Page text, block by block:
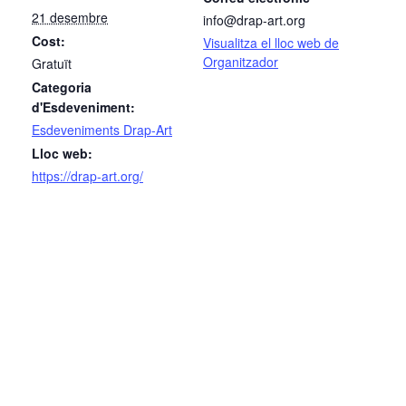
21 desembre
Cost:
Gratuït
Categoria
d'Esdeveniment:
Esdeveniments Drap-Art
Lloc web:
https://drap-art.org/
info@drap-art.org
Visualitza el lloc web de
Organitzador